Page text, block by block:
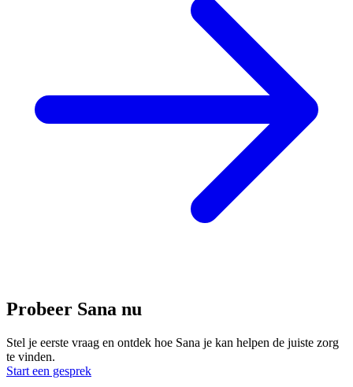
Probeer Sana nu
Stel je eerste vraag en ontdek hoe Sana je kan helpen de juiste zorg
te vinden.
Start een gesprek